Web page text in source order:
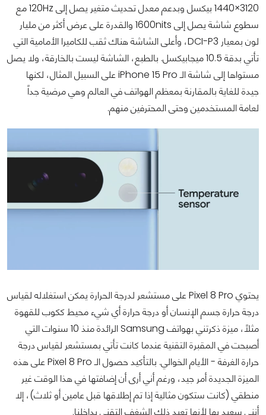
3120×1440 بيكسل وبدعم معدل تحديث متغير يصل إلى 120Hz مع
سطوع شاشة يصل إلى 1600nits والقدرة على عرض أكثر من مليار
لون بمعيار DCI-P3، وأعلى الشاشة هناك ثقب للكاميرا الأمامية التي
تأتي بدقة 10.5 ميجابيكسل. بالطبع، الشاشة ليست بالخارقة، ولا يصل
مستواها إلى شاشة الـ iPhone 15 Pro على السبيل المثال، لكنها
جيدة للغاية بالمقارنة بمعظم الهواتف في العالم وهي مرضية جداً
لعامة المستخدمين وحتى المحترفين منهم.
يحتوي Pixel 8 Pro على مستشعر لدرجة الحرارة يمكن استغلاله لقياس
درجة حرارة جسم الإنسان أو درجة حرارة أي شيء محيط ككوب للقهوة
مثلاً، ميزة ذكرتني بهواتف Samsung الرائدة منذ 10 سنوات التي
أصبحت في المقبرة التقنية عندما كانت تأتي بمستشعر لقياس درجة
حرارة الغرفة - الأيام الخوالي. بالتأكيد حصول الـ Pixel 8 Pro على هذه
الميزة الجديدة أمر جيد، ورغم أني أرى أن إضافتها في هذا الوقت غير
منطقي (كانت ستكون مثالية إذا تم إطلاقها قبل عامين أو ثلاث)، إلا
أنني سعيد بها لأنها تعيد ذلك الشغف التقني بداخلنا.